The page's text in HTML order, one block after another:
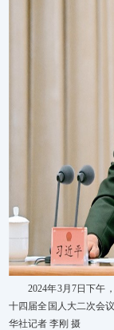
2024年3月7日下午
十四届全国人大二次会
华社记者 李刚 摄